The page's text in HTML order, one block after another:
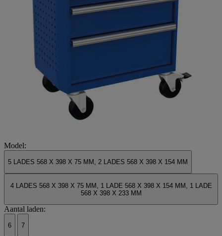
Model:
5 LADES 568 X 398 X 75 MM, 2 LADES 568 X 398 X 154 MM
4 LADES 568 X 398 X 75 MM, 1 LADE 568 X 398 X 154 MM, 1 LADE
568 X 398 X 233 MM
Aantal laden:
6 7